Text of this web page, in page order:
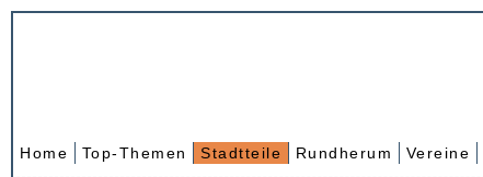
Home Top-Themen Stadtteile Rundherum Vereine